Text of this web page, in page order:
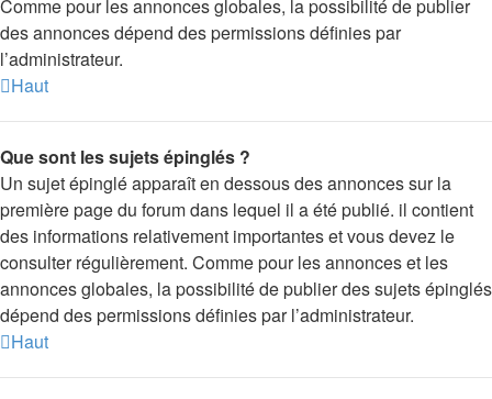
Comme pour les annonces globales, la possibilité de publier
des annonces dépend des permissions définies par
l’administrateur.
Haut
Que sont les sujets épinglés ?
Un sujet épinglé apparaît en dessous des annonces sur la
première page du forum dans lequel il a été publié. il contient
des informations relativement importantes et vous devez le
consulter régulièrement. Comme pour les annonces et les
annonces globales, la possibilité de publier des sujets épinglés
dépend des permissions définies par l’administrateur.
Haut